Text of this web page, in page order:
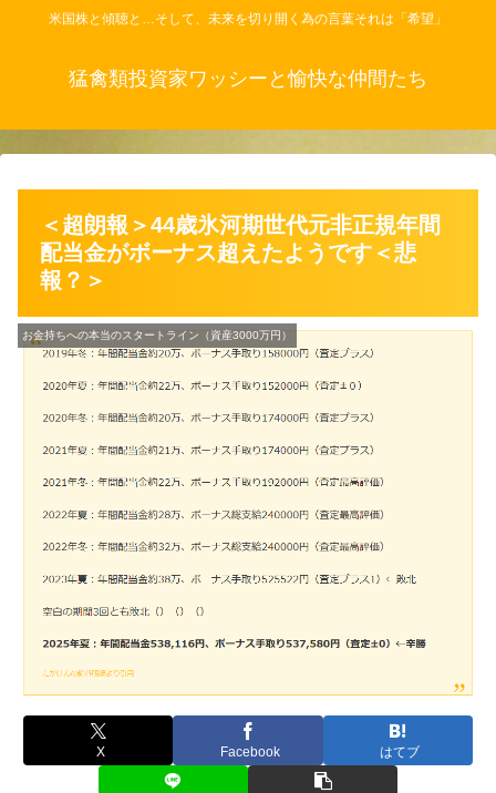
米国株と傾聴と…そして、未来を切り開く為の言葉それは「希望」
猛禽類投資家ワッシーと愉快な仲間たち
＜超朗報＞44歳氷河期世代元非正規年間
配当金がボーナス超えたようです＜悲
報？＞
お金持ちへの本当のスタートライン（資産3000万円）
X Facebook はてブ